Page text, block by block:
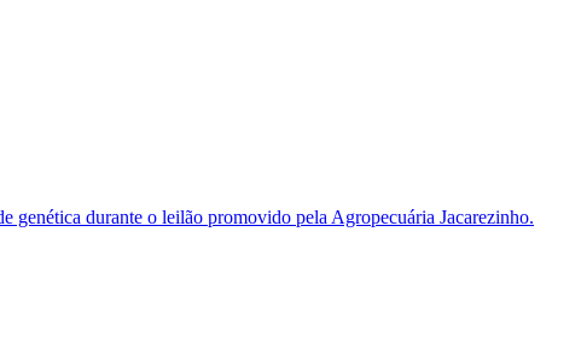
genética durante o leilão promovido pela Agropecuária Jacarezinho.